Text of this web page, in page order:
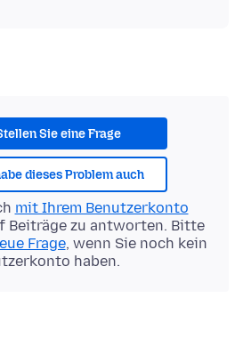
Sie eine Frage
dieses Problem auch
mit Ihrem Benutzerkonto
Beiträge zu antworten. Bitte
Frage, wenn Sie noch kein
haben.